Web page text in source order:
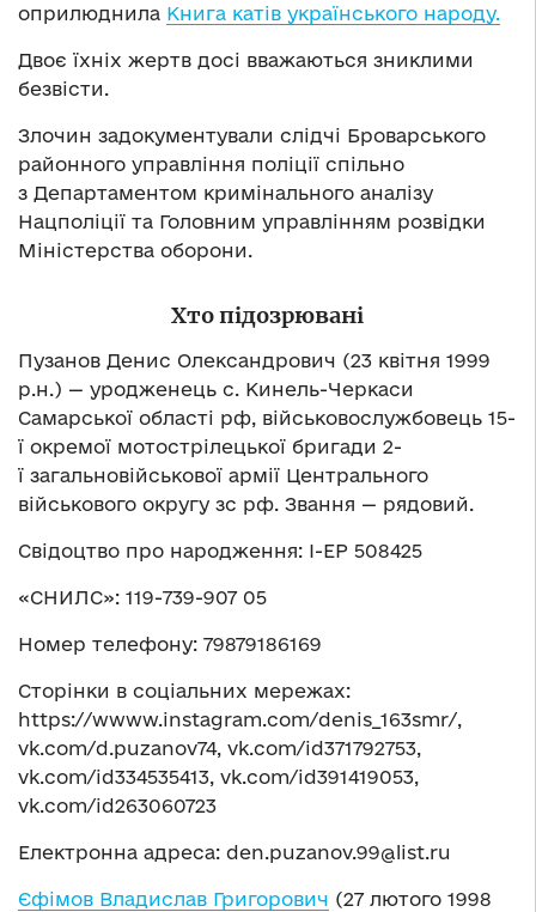
оприлюднила Книга катів українського народу.
Двоє їхніх жертв досі вважаються зниклими
безвісти.
Злочин задокументували слідчі Броварського
районного управління поліції спільно
з Департаментом кримінального аналізу
Нацполіції та Головним управлінням розвідки
Міністерства оборони.
Хто підозрювані
Пузанов Денис Олександрович (23 квітня 1999
р.н.) — уродженець с. Кинель-Черкаси
Самарської області рф, військовослужбовець 15-
ї окремої мотострілецької бригади 2-
ї загальновійськової армії Центрального
військового округу зс рф. Звання — рядовий.
Свідоцтво про народження: І-ЕР 508425
«СНИЛС»: 119-739-907 05
Номер телефону: 79879186169
Сторінки в соціальних мережах:
https://wwww.instagram.com/denis_163smr/,
vk.com/d.puzanov74, vk.com/id371792753,
vk.com/id334535413, vk.com/id391419053,
vk.com/id263060723
Електронна адреса: den.puzanov.99@list.ru
Єфімов Владислав Григорович (27 лютого 1998